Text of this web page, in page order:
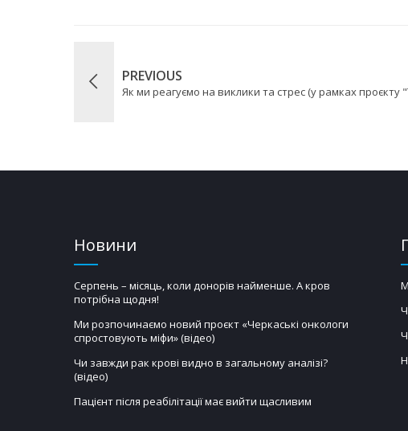
PREVIOUS
Як ми реагуємо на виклики та стрес (у рамках проєкту
Новини
Серпень – місяць, коли донорів найменше. А кров
потрібна щодня!
Ми розпочинаємо новий проєкт «Черкаські онкологи
спростовують міфи» (відео)
Чи завжди рак крові видно в загальному аналізі?
(відео)
Пацієнт після реабілітації має вийти щасливим